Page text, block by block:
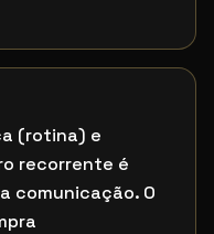
(rotina) e
recorrente é
comunicação. O